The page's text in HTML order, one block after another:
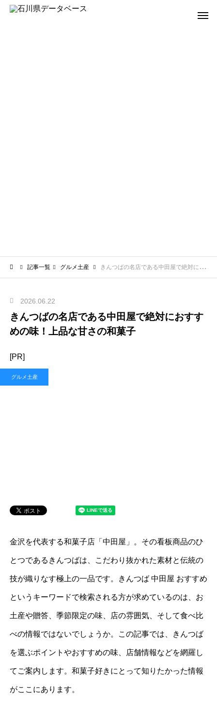
記事一覧 グルメ土産 きんつばの名店である中田屋で絶対におすすめの味！上品な甘さの和菓子
2026.06.22
きんつばの名店である中田屋で絶対におすす
めの味！上品な甘さの和菓子
[PR]
グルメ土産
金沢を代表する和菓子店「中田屋」。その看板商品のひ
とつであるきんつばは、こだわり抜かれた素材と伝統の
技が織りなす極上の一品です。きんつば 中田屋 おすすめ
というキーワードで検索される方が求めているのは、お
土産や贈答、季節限定の味、店の雰囲気、そして食べ比
べの情報ではないでしょうか。この記事では、きんつば
を選ぶポイントやおすすめの味、店舗情報などを網羅し
てご案内します。和菓子好きにとって知りたかった情報
がここにあります。